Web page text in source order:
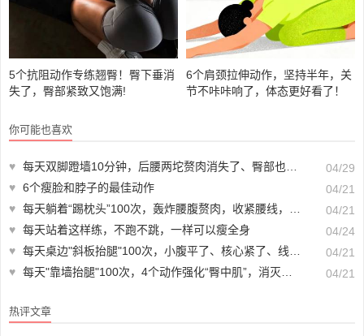
5个抗阻动作专练翘臀！臀下垂消
失了，臀部紧致又饱满!
6个肩颈拉伸动作，坚持半年，关
节不咔咔响了，体态更好看了！
你可能也喜欢
♥ 每天双脚蹬墙10分钟，后腰两坨赘肉消失了、臀部也变翘了！
04/29
♥ 6个瘦脸和脖子的最佳动作
04/21
♥ 每天躺着“踢枕头”100次，轰炸腰腹赘肉，收紧腰线，瘦出A4腰！
04/21
♥ 每天站着这样练，不跑不跳，一样可以瘦全身
04/24
♥ 每天桌边"斜板抬腿"100次，小腹平了、核心紧了、线条都出来了!
04/21
♥ 每天"靠墙抬腿"100次，4个动作强化“臀中肌”，消灭妈妈臀，练出紧致翘臀 04/21
热评文章